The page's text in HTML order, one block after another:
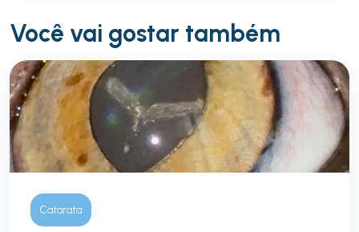
Você vai gostar também
Catarata